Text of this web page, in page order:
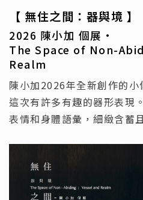
【 無住之間：器與境 】
2026 陳小加 個展·
The Space of Non-
Realm
陳小加2026年全新創作的小
這次有許多有趣的器形表現
表情和身體語彙，細緻含蓄